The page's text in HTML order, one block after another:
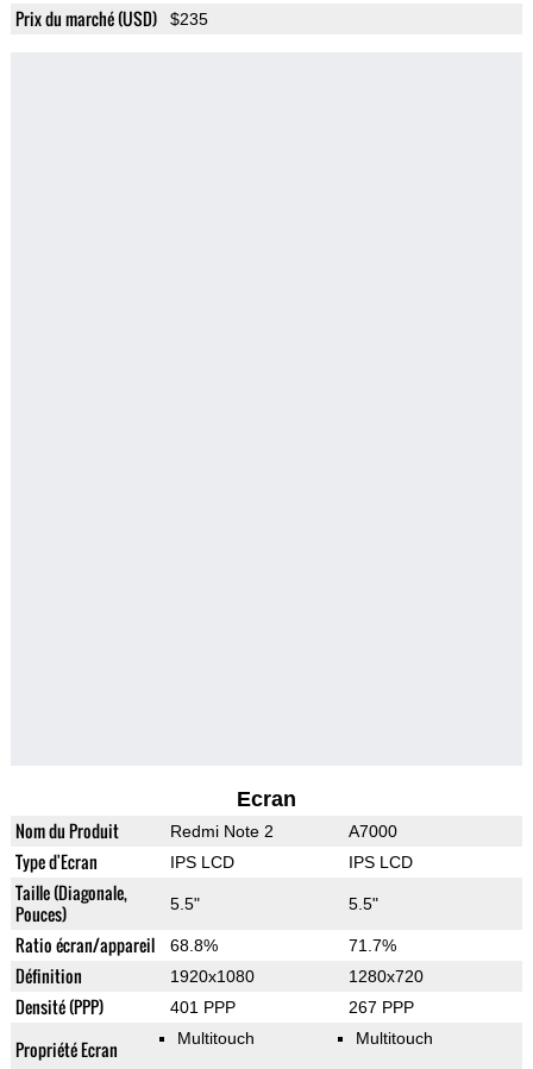
Prix du marché (USD) $235
Ecran
Nom du Produit Redmi Note 2 A7000
Type d'Ecran IPS LCD IPS LCD
Taille (Diagonale,
Pouces)
5.5" 5.5"
Ratio écran/appareil 68.8% 71.7%
Définition 1920x1080 1280x720
Densité (PPP) 401 PPP 267 PPP
Propriété Ecran Multitouch Multitouch